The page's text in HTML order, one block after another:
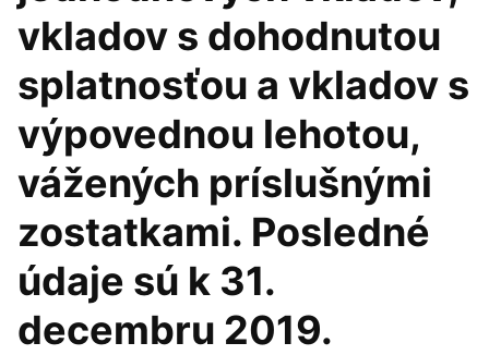
vkladov s dohodnutou
splatnosťou a vkladov s
výpovednou lehotou,
vážených príslušnými
zostatkami. Posledné
údaje sú k 31.
decembru 2019.